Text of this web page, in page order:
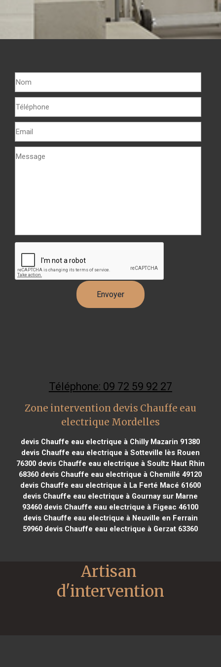
Téléphone: 09 72 59 92 27
Zone intervention devis Chauffe eau
electrique Mordelles
devis Chauffe eau electrique à Chilly Mazarin 91380
devis Chauffe eau electrique à Sotteville lès Rouen
76300devis Chauffe eau electrique à Soultz Haut Rhin
68360 devis Chauffe eau electrique à Chemillé 49120
devis Chauffe eau electrique à La Ferté Macé 61600
devis Chauffe eau electrique à Gournay sur Marne
93460 devis Chauffe eau electrique à Figeac 46100
devis Chauffe eau electrique à Neuville en Ferrain
59960 devis Chauffe eau electrique à Gerzat 63360
Artisan
d'intervention